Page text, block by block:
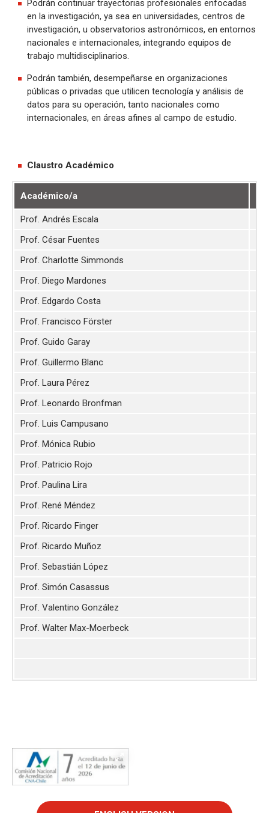
Podrán continuar trayectorias profesionales enfocadas
en la investigación, ya sea en universidades, centros de
investigación, u observatorios astronómicos, en entornos
nacionales e internacionales, integrando equipos de
trabajo multidisciplinarios.
Podrán también, desempeñarse en organizaciones
públicas o privadas que utilicen tecnología y análisis de
datos para su operación, tanto nacionales como
internacionales, en áreas afines al campo de estudio.
Claustro Académico
Académico/a
Prof. Andrés Escala
Prof. César Fuentes
Prof. Charlotte Simmonds
Prof. Diego Mardones
Prof. Edgardo Costa
Prof. Francisco Förster
Prof. Guido Garay
Prof. Guillermo Blanc
Prof. Laura Pérez
Prof. Leonardo Bronfman
Prof. Luis Campusano
Prof. Mónica Rubio
Prof. Patricio Rojo
Prof. Paulina Lira
Prof. René Méndez
Prof. Ricardo Finger
Prof. Ricardo Muñoz
Prof. Sebastián López
Prof. Simón Casassus
Prof. Valentino González
Prof. Walter Max-Moerbeck